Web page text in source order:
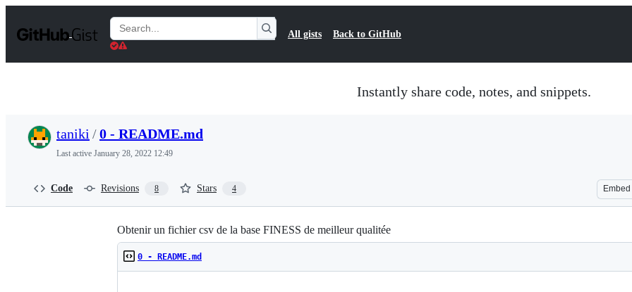
t
Search
Gists
All gists Back to GitHub
Instantly share code, notes, and snippets.
taniki /0 - README.md
Last active January 28, 2022 12:49
Code Revisions 8 Stars 4 Embed
Obtenir un fichier csv de la base FINESS de meilleur qualitée
0 - README.md